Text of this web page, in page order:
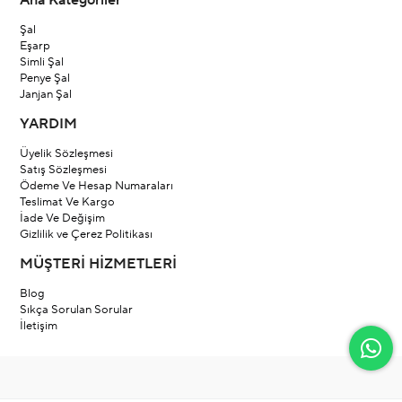
Şal
Eşarp
Simli Şal
Penye Şal
Janjan Şal
YARDIM
Üyelik Sözleşmesi
Satış Sözleşmesi
Ödeme Ve Hesap Numaraları
Teslimat Ve Kargo
İade Ve Değişim
Gizlilik ve Çerez Politikası
MÜŞTERİ HİZMETLERİ
Blog
Sıkça Sorulan Sorular
İletişim